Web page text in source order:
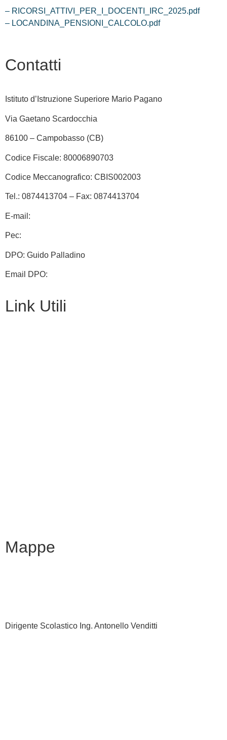
– RICORSI_ATTIVI_PER_I_DOCENTI_IRC_2025.pdf
– LOCANDINA_PENSIONI_CALCOLO.pdf
Contatti
Istituto d’Istruzione Superiore Mario Pagano
Via Gaetano Scardocchia
86100 – Campobasso (CB)
Codice Fiscale: 80006890703
Codice Meccanografico: CBIS002003
Tel.: 0874413704 – Fax: 0874413704
E-mail:
Pec:
DPO: Guido Palladino
Email DPO:
Link Utili
Mappe
Dirigente Scolastico Ing. Antonello Venditti